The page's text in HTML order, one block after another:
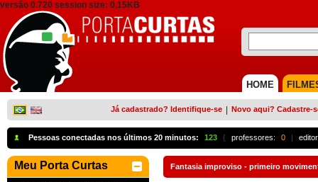
versão 0.720 session size: 0,15KB
HOME
Já cadastrado? Identifique-se Novo aqui? Cadastre-
Pessoas conectadas nos últimos 20 minutos: 123 { professores: 0 |
Meu Porta Curtas Fantasia improviso - primeiro